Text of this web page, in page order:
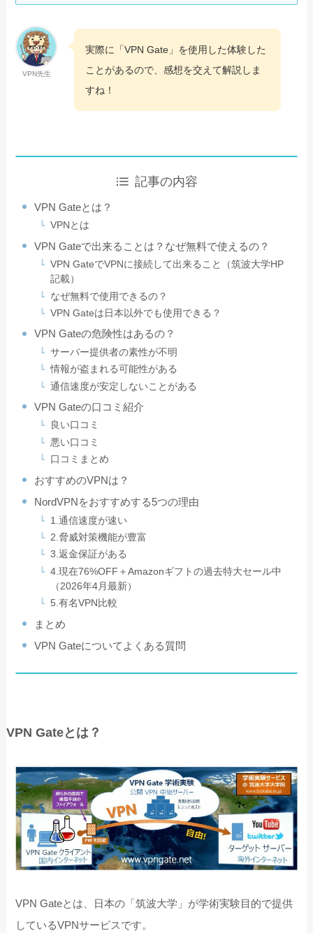
VPN先生
実際に「VPN Gate」を使用した体験した
ことがあるので、感想を交えて解説しま
すね！
記事の内容
VPN Gateとは？
VPNとは
VPN Gateで出来ることは？なぜ無料で使えるの？
VPN GateでVPNに接続して出来ること（筑波大学HP
記載）
なぜ無料で使用できるの？
VPN Gateは日本以外でも使用できる？
VPN Gateの危険性はあるの？
サーバー提供者の素性が不明
情報が盗まれる可能性がある
通信速度が安定しないことがある
VPN Gateの口コミ紹介
良い口コミ
悪い口コミ
口コミまとめ
おすすめのVPNは？
NordVPNをおすすめする5つの理由
1.通信速度が速い
2.脅威対策機能が豊富
3.返金保証がある
4.現在76%OFF＋Amazonギフトの過去特大セール中
（2026年4月最新）
5.有名VPN比較
まとめ
VPN Gateについてよくある質問
VPN Gateとは？
VPN Gateとは、日本の「筑波大学」が学術実験目的で提供
しているVPNサービスです。